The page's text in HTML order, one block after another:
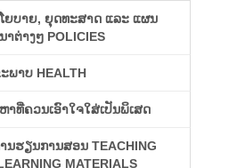
ຍບາຍ, ຍຸດທະສາດ ແລະ ແຜນ
າຕ່າງໆ POLICIES
ພາບ HEALTH
າທີ່ຄວນເອົາໃຈໃສ່ເປັນພິເສດ
ນຮຽນການສອນ TEACHING
MATERIALS